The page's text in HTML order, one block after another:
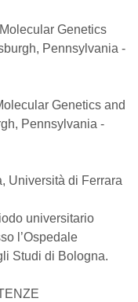
Genetics
Pennsylvania -
Genetics and
Pennsylvania -
Università di Ferrara
universitario
l’Ospedale
Studi di Bologna.